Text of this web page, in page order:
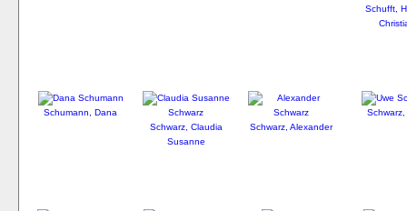
Schufft,
Schumann, Dana
Schwarz, Claudia
Susanne
Schwarz, Alexander